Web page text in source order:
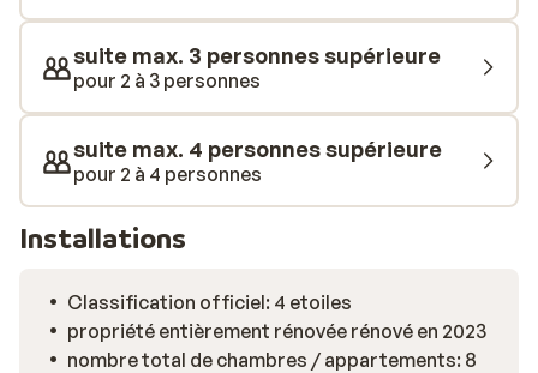
suite max. 3 personnes supérieure
pour 2 à 3 personnes
suite max. 4 personnes supérieure
pour 2 à 4 personnes
Installations
Classification officiel: 4 etoiles
propriété entièrement rénovée rénové en 2023
nombre total de chambres / appartements: 8